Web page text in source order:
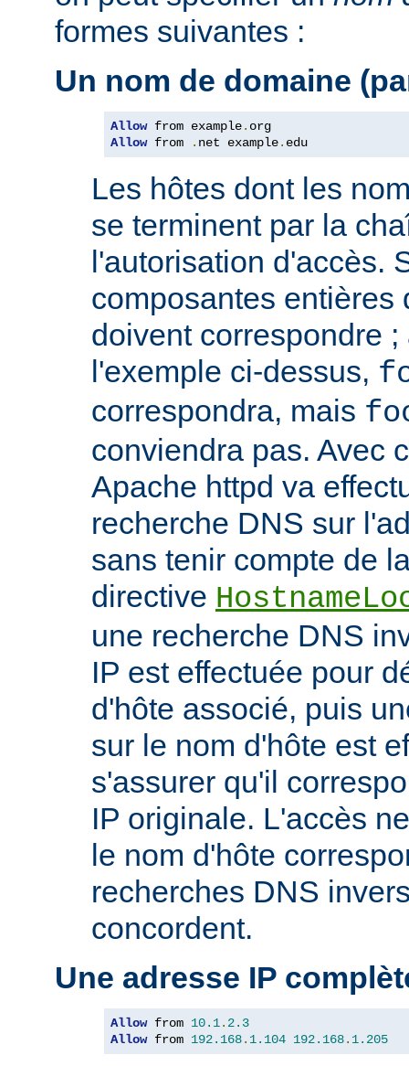
formes suivantes :
Un nom de domaine
Allow from example.
Allow from . net example. edu
Les hôtes dont les
se terminent par la
l'autorisation d'accès.
composantes entières
doivent correspondre
l'exemple ci-dessus,
correspondra, mais
conviendra pas. Avec
Apache httpd va
recherche DNS sur
sans tenir compte de
directive
une recherche DNS
IP est effectuée pour
d'hôte associé, puis
sur le nom d'hôte est
s'assurer qu'il
IP originale. L'accès
le nom d'hôte
recherches DNS
concordent.
Une adresse IP
Allow from 10.1. 2.3
Allow from 192.168. 1.104 192.168. 1.205